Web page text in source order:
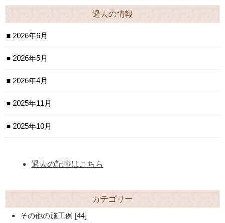
過去の情報
2026年6月
2026年5月
2026年4月
2025年11月
2025年10月
過去の記事はこちら
カテゴリー
その他の施工例 [44]